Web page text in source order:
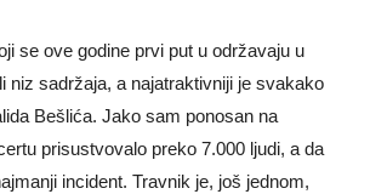
se ove godine prvi put u održavaju u
niz sadržaja, a najatraktivniji je svakako
Bešlića. Jako sam ponosan na
prisustvovalo preko 7.000 ljudi, a da
incident. Travnik je, još jednom,